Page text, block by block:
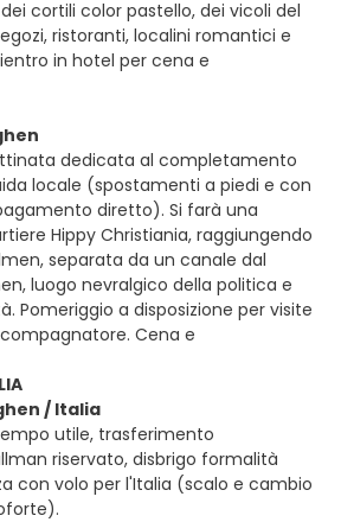
cortili color pastello, dei vicoli del
ristoranti, localini romantici e
in hotel per cena e
dedicata al completamento
locale (spostamenti a piedi e con
diretto). Si farà una
Hippy Christiania, raggiungendo
separata da un canale dal
luogo nevralgico della politica e
Pomeriggio a disposizione per visite
Cena e
/ Italia
utile, trasferimento
riservato, disbrigo formalità
con volo per l'Italia (scalo e cambio